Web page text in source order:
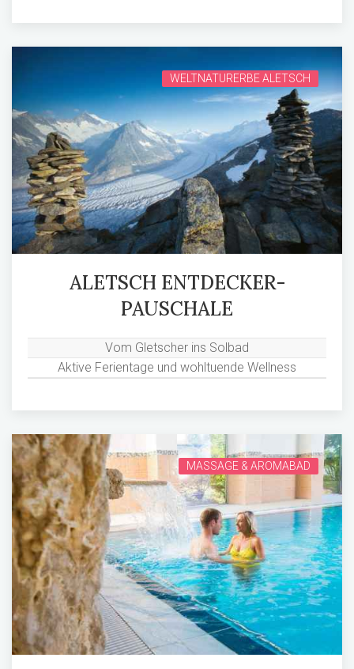
WELTNATURERBE ALETSCH
ALETSCH ENTDECKER-
PAUSCHALE
Vom Gletscher ins Solbad
Aktive Ferientage und wohltuende Wellness
MASSAGE & AROMABAD